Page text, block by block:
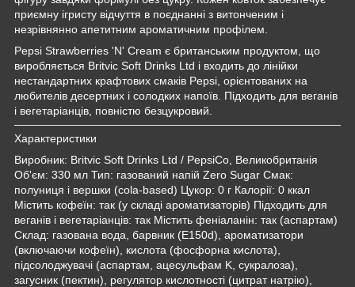
приємну ігристу відчуття в поєднанні з витонченим і
незрівнянно апетитним ароматичним профілем.
Pepsi Strawberries 'N' Cream є британським продуктом, що
виробляється Britvic Soft Drinks Ltd і входить до лінійки
нестандартних крафтових смаків Pepsi, орієнтованих на
любителів десертних і солодких напоїв. Підходить для веганів
і вегетаріанців, повністю безцукровий.
Характеристики
Виробник: Britvic Soft Drinks Ltd / PepsiCo, Великобританія
Об'єм: 330 мл Тип: газований напій Zero Sugar Смак:
полуниця і вершки (cola-based) Цукор: 0 г Калорії: 0 ккал
Містить кофеїн: так (у складі ароматизаторів) Підходить для
веганів і вегетаріанців: так Містить феніаланін: так (аспартам)
Склад: газована вода, барвник (E150d), ароматизатори
(включаючи кофеїн), кислота (фосфорна кислота),
підсолоджувачі (аспартам, ацесульфам K, сукралоза),
загусник (пектин), регулятор кислотності (цитрат натрію),